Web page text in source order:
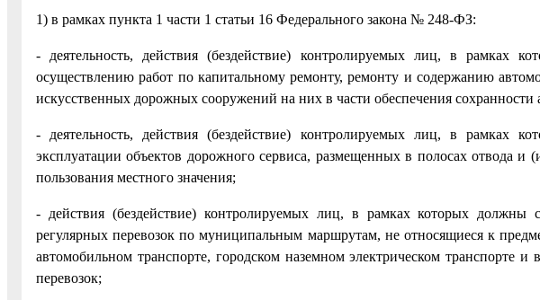
1) в рамках пункта 1 части 1 статьи 16 Федерального закона № 248-ФЗ:
- деятельность, действия (бездействие) контролируемых лиц, в рамках
осуществлению работ по капитальному ремонту, ремонту и содержанию
искусственных дорожных сооружений на них в части обеспечения сохранности
- деятельность, действия (бездействие) контролируемых лиц, в рамках
эксплуатации объектов дорожного сервиса, размещенных в полосах отвода
пользования местного значения;
- действия (бездействие) контролируемых лиц, в рамках которых должны
регулярных перевозок по муниципальным маршрутам, не относящиеся к
автомобильном транспорте, городском наземном электрическом транспорте
перевозок;